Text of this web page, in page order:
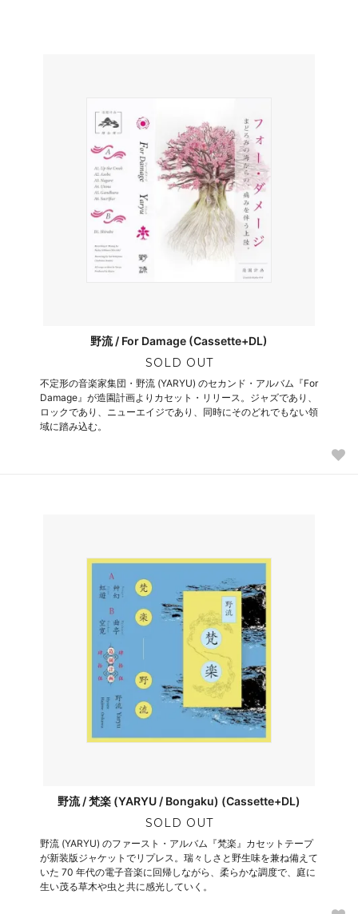
野流 / For Damage (Cassette+DL)
SOLD OUT
不定形の音楽家集団・野流 (YARYU) のセカンド・アルバム『For
Damage』が造園計画よりカセット・リリース。ジャズであり、
ロックであり、ニューエイジであり、同時にそのどれでもない領
域に踏み込む。
野流 / 梵楽 (YARYU / Bongaku) (Cassette+DL)
SOLD OUT
野流 (YARYU) のファースト・アルバム『梵楽』カセットテープ
が新装版ジャケットでリプレス。瑞々しさと野生味を兼ね備えて
いた 70 年代の電子音楽に回帰しながら、柔らかな調度で、庭に
生い茂る草木や虫と共に感光していく。